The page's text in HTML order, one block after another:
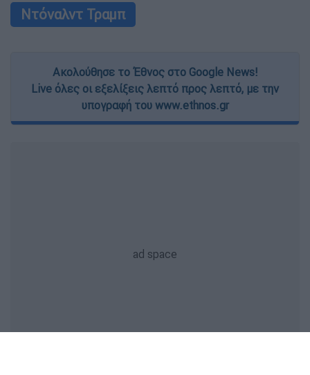
Ντόναλντ Τραμπ
Ακολούθησε το Έθνος στο Google News!
Live όλες οι εξελίξεις λεπτό προς λεπτό, με την
υπογραφή του www.ethnos.gr